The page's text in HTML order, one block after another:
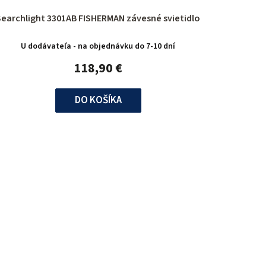
Searchlight 3301AB FISHERMAN závesné svietidlo
U dodávateľa - na objednávku do 7-10 dní
118,90 €
DO KOŠÍKA